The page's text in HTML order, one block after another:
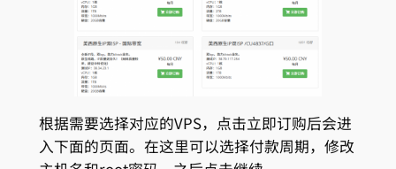
根据需要选择对应的VPS，点击立即订购后会进
入下面的页面。在这里可以选择付款周期，修改